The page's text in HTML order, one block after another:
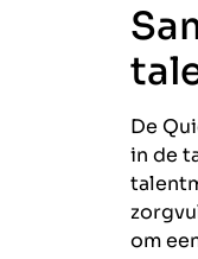
De
in de
om